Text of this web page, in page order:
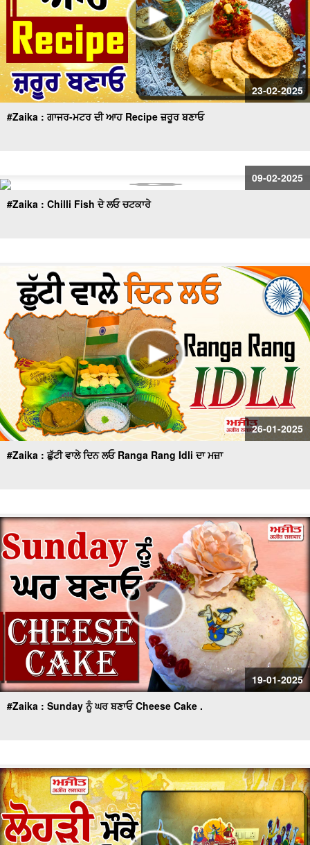
23-02-2025
#Zaika : ਗਾਜਰ-ਮਟਰ ਦੀ ਆਹ Recipe ਜ਼ਰੂਰ ਬਣਾਓ
09-02-2025
#Zaika : Chilli Fish ਦੇ ਲਓ ਚਟਕਾਰੇ
26-01-2025
#Zaika : ਛੁੱਟੀ ਵਾਲੇ ਦਿਨ ਲਓ Ranga Rang Idli ਦਾ ਮਜ਼ਾ
19-01-2025
#Zaika : Sunday ਨੂੰ ਘਰ ਬਣਾਓ Cheese Cake .